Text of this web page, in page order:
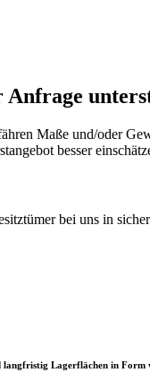
Anfrage
Maße und/oder
besser
bei uns in
Lagerflächen in